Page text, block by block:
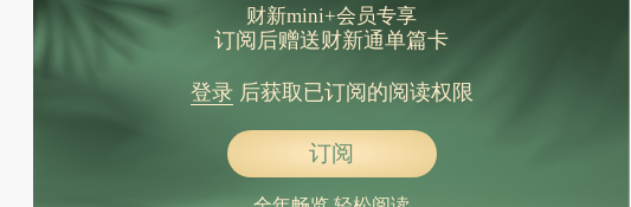
财新mini+会员专享
订阅后赠送财新通单篇卡
登录后获取已订阅的阅读权限
订阅